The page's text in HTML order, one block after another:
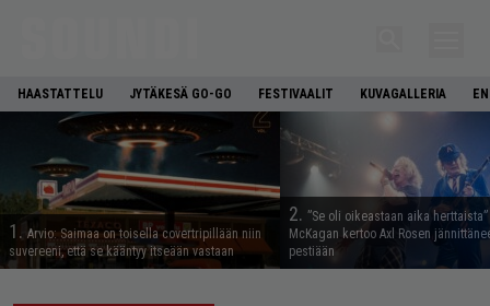
HAASTATTELU JYTÄKESÄ GO-GO FESTIVAALIT KUVAGALLERIA
1. Arvio: Saimaa on toisella covertripillään niin
suvereeni, että se kääntyy itseään vastaan
2. ”Se oli oikeastaan aika
McKagan kertoo Axl Rosen
pestiään